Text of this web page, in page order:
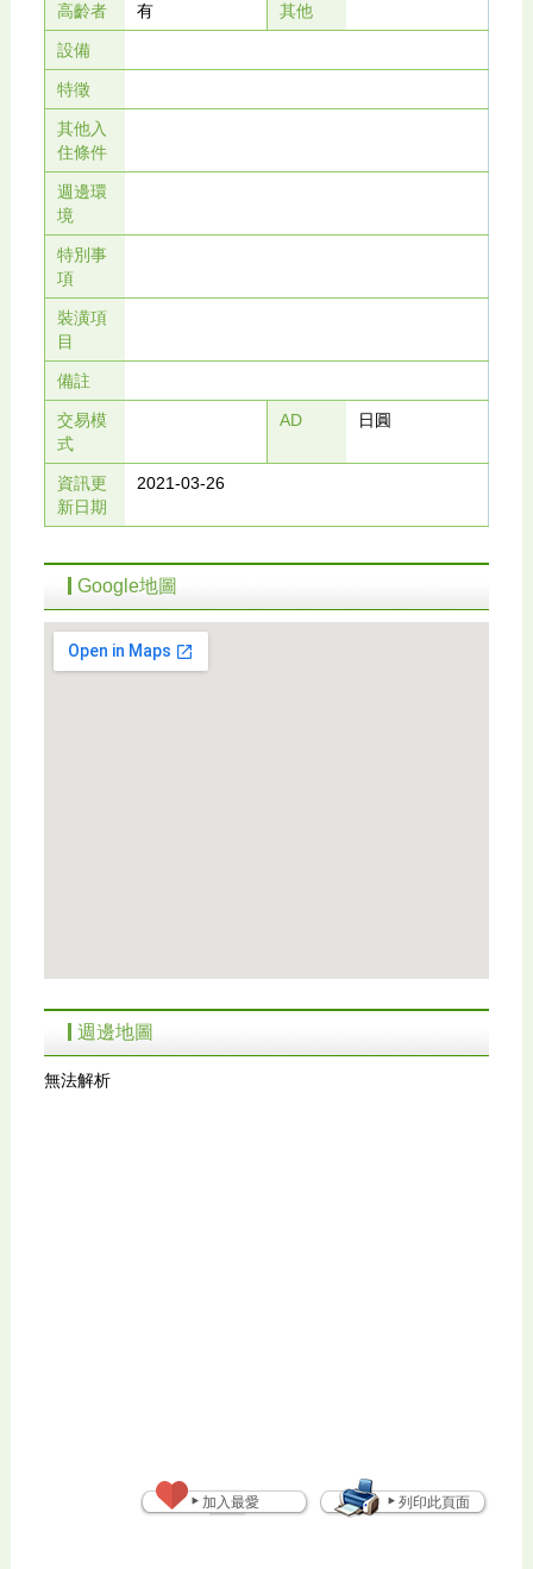
高齡者 有 其他
設備
特徵
其他入
住條件
週邊環
境
特別事
項
裝潢項
目
備註
交易模
式
AD 日圓
資訊更
新日期
2021-03-26
Google地圖
週邊地圖
無法解析
加入最愛 列印此頁面